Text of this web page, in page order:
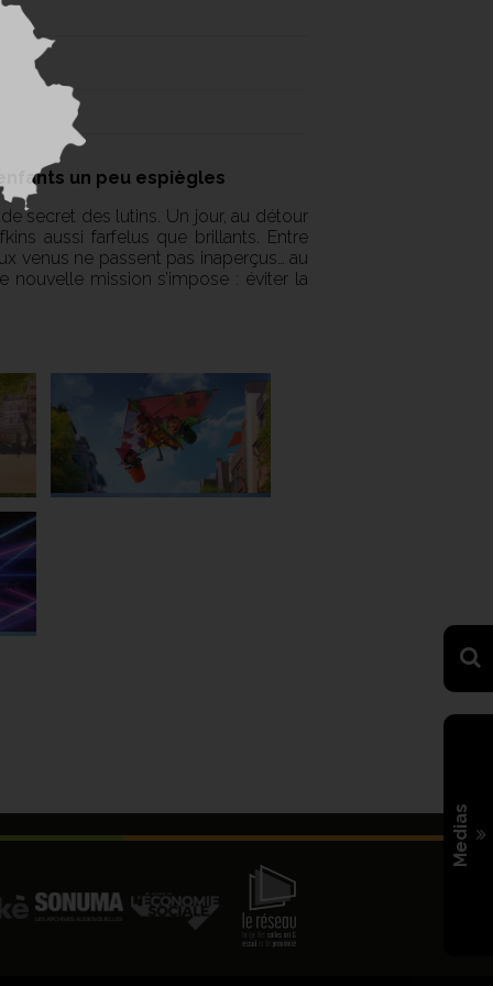
Medias
un peu espiègles
secret des lutins. Un jour, au détour
aussi farfelus que brillants. Entre
venus ne passent pas inaperçus… au
nouvelle mission s’impose : éviter la